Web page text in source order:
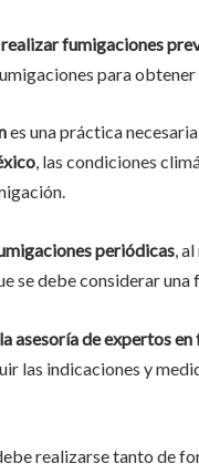
fumigaciones
para
es una práctica
, las condiciones
periódicas,
se debe considerar
la asesoría de expertos
las indicaciones y
realizarse tanto de